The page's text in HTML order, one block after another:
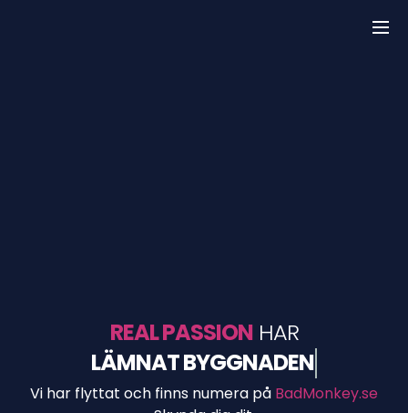
REAL PASSIONHAR
LÄMNAT BYGGNADEN
Vi har flyttat och finns numera på BadMonkey.se